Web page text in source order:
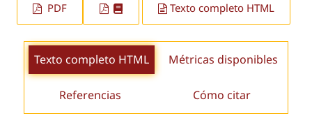
PDF Texto completo HTML
Texto completo HTML Métricas disponibles
Referencias Cómo citar